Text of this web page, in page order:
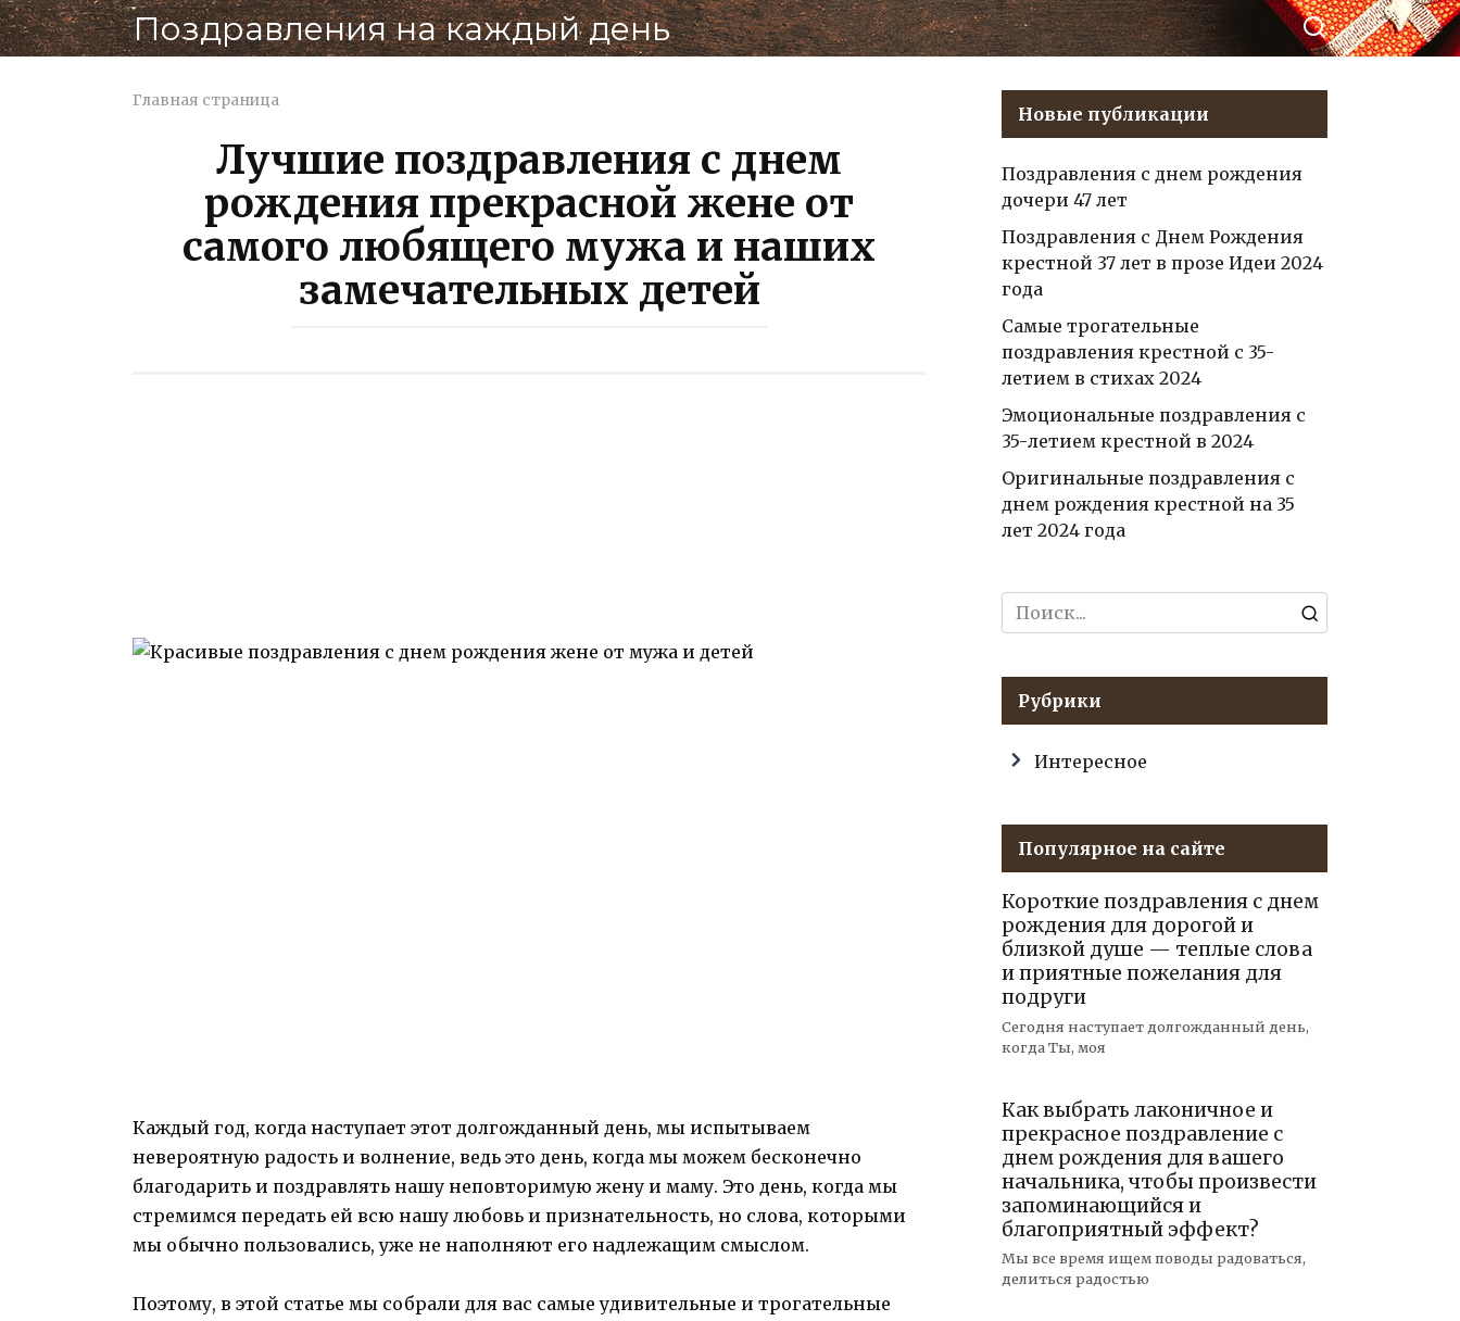
Перейти
к
Поздравления на каждый день
Главная страница
Лучшие поздравления с днем
рождения прекрасной жене от
самого любящего мужа и наших
замечательных детей
Каждый год, когда наступает этот долгожданный день, мы испытываем
невероятную радость и волнение, ведь это день, когда мы можем бесконечно
благодарить и поздравлять нашу неповторимую жену и маму. Это день, когда мы
стремимся передать ей всю нашу любовь и признательность, но слова, которыми
мы обычно пользовались, уже не наполняют его надлежащим смыслом.
Поэтому, в этой статье мы собрали для вас самые удивительные и трогательные
Новые публикации
Поздравления с днем рождения
дочери 47 лет
Поздравления с Днем Рождения
крестной 37 лет в прозе Идеи 2024
года
Самые трогательные
поздравления крестной с 35-
летием в стихах 2024
Эмоциональные поздравления с
35-летием крестной в 2024
Оригинальные поздравления с
днем рождения крестной на 35
лет 2024 года
Search
for:
Рубрики
Интересное
Популярное на сайте
Короткие поздравления с днем
рождения для дорогой и
близкой душе — теплые слова
и приятные пожелания для
подруги
Сегодня наступает долгожданный день,
когда Ты, моя
Как выбрать лаконичное и
прекрасное поздравление с
днем рождения для вашего
начальника, чтобы произвести
запоминающийся и
благоприятный эффект?
Мы все время ищем поводы радоваться,
делиться радостью
Поделиться в
ВКонтакте
— веселые и
остроумные
праздничного